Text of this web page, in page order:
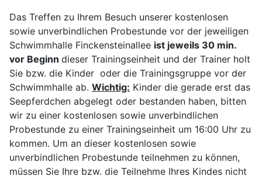
Das Treffen zu Ihrem Besuch unserer kostenlosen
sowie unverbindlichen Probestunde vor der jeweiligen
Schwimmhalle Finckensteinallee ist jeweils 30 min.
vor Beginn dieser Trainingseinheit und der Trainer holt
Sie bzw. die Kinder oder die Trainingsgruppe vor der
Schwimmhalle ab. Wichtig: Kinder die gerade erst das
Seepferdchen abgelegt oder bestanden haben, bitten
wir zu einer kostenlosen sowie unverbindlichen
Probestunde zu einer Trainingseinheit um 16:00 Uhr zu
kommen. Um an dieser kostenlosen sowie
unverbindlichen Probestunde teilnehmen zu können,
müssen Sie Ihre bzw. die Teilnehme Ihres Kindes nicht